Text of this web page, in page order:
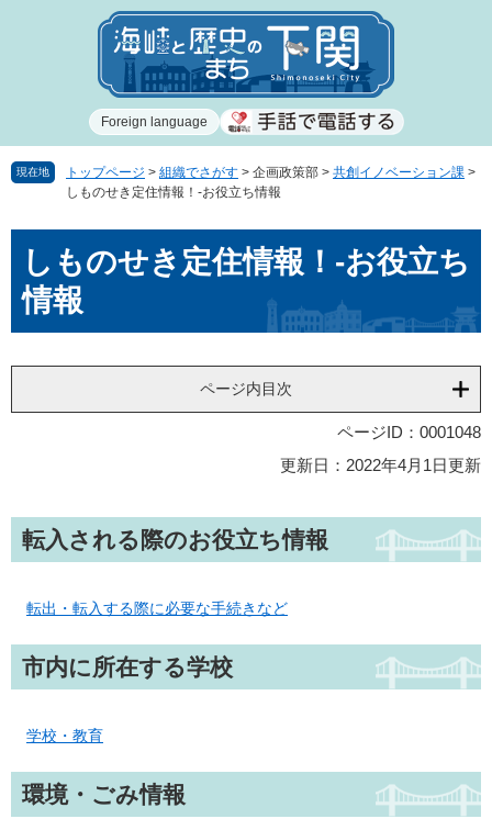
で
ば
Foreign language
現在地 トップページ > 組織でさがす > 企画政策部 > 共創イノベーション課 >
しものせき定住情報！-お役立ち情報
しものせき定住情報！-お役立ち
情報
ページ内目次
ページID：0001048
更新日：2022年4月1日更新
転入される際のお役立ち情報
転出・転入する際に必要な手続きなど
市内に所在する学校
学校・教育
環境・ごみ情報